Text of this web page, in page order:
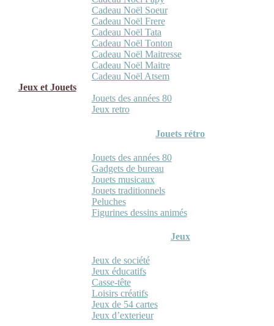
Cadeau Noël Soeur
Cadeau Noël Frere
Cadeau Noël Tata
Cadeau Noël Tonton
Cadeau Noël Maitresse
Cadeau Noël Maitre
Cadeau Noël Atsem
Jeux et Jouets
Jouets des années 80
Jeux retro
Jouets rétro
Jouets des années 80
Gadgets de bureau
Jouets musicaux
Jouets traditionnels
Peluches
Figurines dessins animés
Jeux
Jeux de société
Jeux éducatifs
Casse-tête
Loisirs créatifs
Jeux de 54 cartes
Jeux d’exterieur